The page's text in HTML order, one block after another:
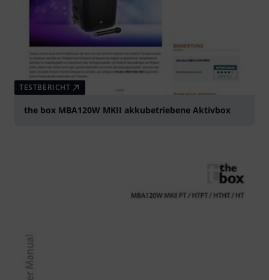
TESTBERICHT
the box MBA120W MKII akkubetriebene Aktivbox